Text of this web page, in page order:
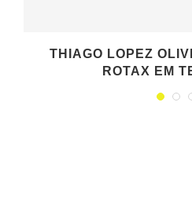
THIAGO LOPEZ
ROTAX EM